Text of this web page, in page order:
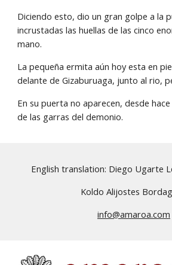
Diciendo esto, dio un gran golpe a la
incrustadas las huellas de las cinco
mano.
La pequeña ermita aún hoy esta en
delante de Gizaburuaga, junto al rio,
En su puerta no aparecen, desde
de las garras del demonio.
English translation: Diego Ugarte
Koldo Alijostes
info@amaroa.com